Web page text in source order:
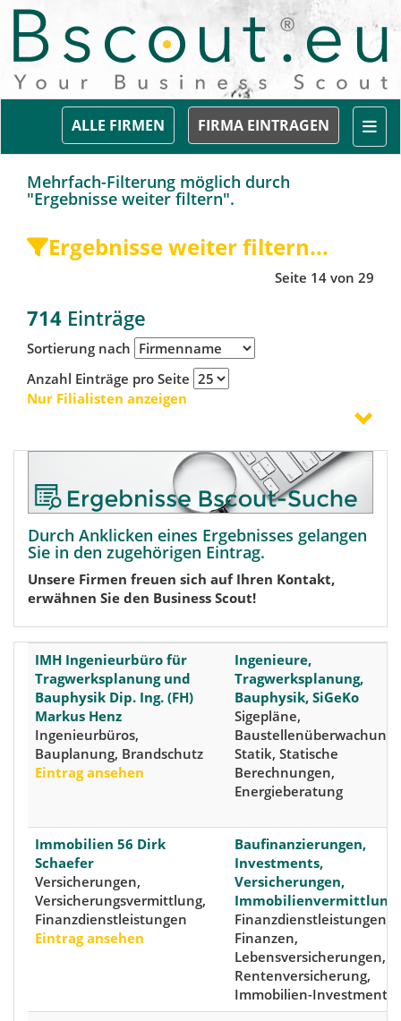
FIRMA EINTRAGEN
ALLE FIRMEN
Mehrfach-Filterung möglich durch
"Ergebnisse weiter filtern".
Ergebnisse weiter filtern...
Seite 14 von 29
714 Einträge
Sortierung nach
Anzahl Einträge pro Seite
Nur Filialisten anzeigen
Durch Anklicken eines Ergebnisses gelangen
Sie in den zugehörigen Eintrag.
Unsere Firmen freuen sich auf Ihren Kontakt,
erwähnen Sie den Business Scout!
IMH Ingenieurbüro für
Tragwerksplanung und
Bauphysik Dip. Ing. (FH)
Markus Henz
Ingenieurbüros,
Bauplanung, Brandschutz
Eintrag ansehen
Ingenieure,
Tragwerksplanung,
Bauphysik, SiGeKo
Sigepläne,
Baustellenüberwachung,
Statik, Statische
Berechnungen,
Energieberatung
Immobilien 56 Dirk
Schaefer
Versicherungen,
Versicherungsvermittlung,
Finanzdienstleistungen
Eintrag ansehen
Baufinanzierungen,
Investments,
Versicherungen,
Immobilienvermittlung
Finanzdienstleistungen,
Finanzen,
Lebensversicherungen,
Rentenversicherung,
Immobilien-Investments